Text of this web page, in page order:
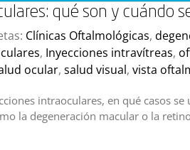
qué son y cuándo
Clínicas Oftalmológicas,
, Inyecciones intravítreas,
ocular, salud visual, vista
intraoculares, en qué casos
la degeneración macular o la